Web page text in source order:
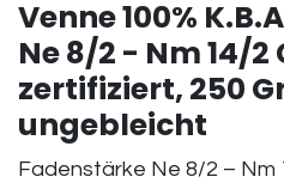
Venne 100%
Ne 8/2 - Nm 14/2
zertifiziert, 250
ungebleicht
Fadenstärke Ne 8/2 – Nm